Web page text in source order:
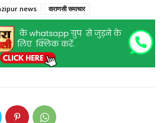
news वाराणसी समाचार